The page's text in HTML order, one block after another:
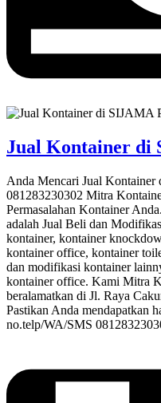
Jual Kontainer di
Anda Mencari Jual
081283230302 Mitra
Permasalahan Kontainer
adalah Jual Beli dan
kontainer, kontainer
kontainer office, kontainer
dan modifikasi kontainer
kontainer office. Kami Mitra
beralamatkan di Jl. Raya
Pastikan Anda mendapatkan
no.telp/WA/SMS